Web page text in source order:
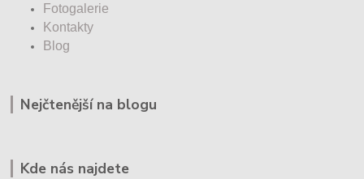
Fotogalerie
Kontakty
Blog
Nejčtenější na blogu
Kde nás najdete